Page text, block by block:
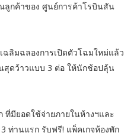
กค้าของ ศูนย์การค้าโรบินสัน
ฉลิมฉลองการเปิดตัวโฉมใหม่แล้ว
สุดว้าวแบบ 3 ต่อ ให้นักช้อปลุ้น
ที่มียอดใช้จ่ายภายในห้างฯและ
ท่านแรก รับฟรี! แพ็คเกจห้องพัก